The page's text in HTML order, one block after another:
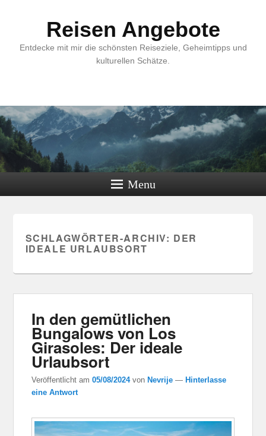
Reisen Angebote
Entdecke mit mir die schönsten Reiseziele, Geheimtipps und
kulturellen Schätze.
Menu
SCHLAGWÖRTER-ARCHIV: DER
IDEALE URLAUBSORT
In den gemütlichen
Bungalows von Los
Girasoles: Der ideale
Urlaubsort
Veröffentlicht am05/08/2024 von Nevrije — Hinterlasse
eine Antwort